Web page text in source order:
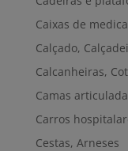
Caixas de
Calçado,
Calcanheiras,
Camas
Carros
Cestas, Arneses